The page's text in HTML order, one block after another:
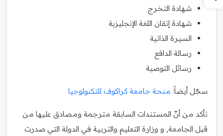
شهادة التخرج
شهادة إتقان اللغة الإنجليزية
السيرة الذاتية
رسالة الدافع
رسائل التوصية
سجّل أيضاً: منحة جامعة كراكوف للتكنولوجيا
تأكد من أنّ المستندات السابقة مترجمة ومصادق عليها من
قبل الجامعة, و وزارة التعليم والتربية في الدولة التي صدرت